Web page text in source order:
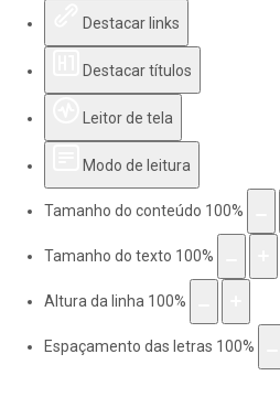
Destacar links
Destacar títulos
Leitor de tela
Modo de leitura
Tamanho do conteúdo 100%
Tamanho do texto 100%
Altura da linha 100%
Espaçamento das letras 100%